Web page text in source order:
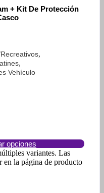
+ Kit De Protección
,
,
Vehículo
opciones
variantes. Las
en la página de producto